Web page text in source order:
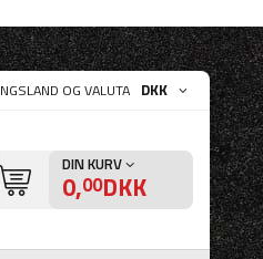
OG VALUTA DKK
DIN KURV
0,00DKK